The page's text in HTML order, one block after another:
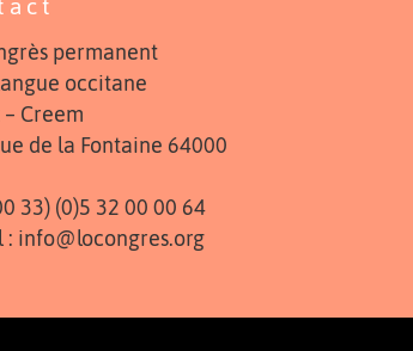
permanent
occitane
Creem
de la Fontaine 64000
33) (0)5 32 00 00 64
: info@locongres.org